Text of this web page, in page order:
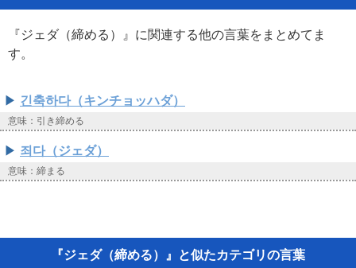
『ジェダ（締める）』に関連する他の言葉をまとめてま
す。
긴축하다（キンチョッハダ）
意味：引き締める
죄다（ジェダ）
意味：締まる
『ジェダ（締める）』と似たカテゴリの言葉